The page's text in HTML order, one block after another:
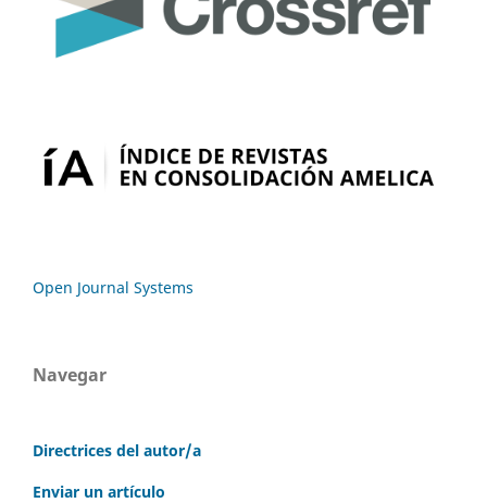
Open Journal Systems
Navegar
Directrices del autor/a
Enviar un artículo